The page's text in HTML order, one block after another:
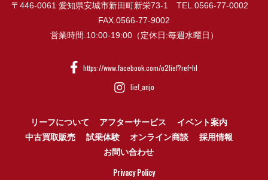
〒446-0061 愛知県安城市新田町新栄73-1 TEL.0566-77-0002
FAX.0566-77-9002
営業時間.10:00-19:00（定休日:毎週水曜日）
https://www.facebook.com/o2lief?ref=hl
lief_anjo
リーフについて アフターサービス
イベント案内
中古買取販売
試乗体験 オンライン商談
採用情報
お問い合わせ
Privacy Policy